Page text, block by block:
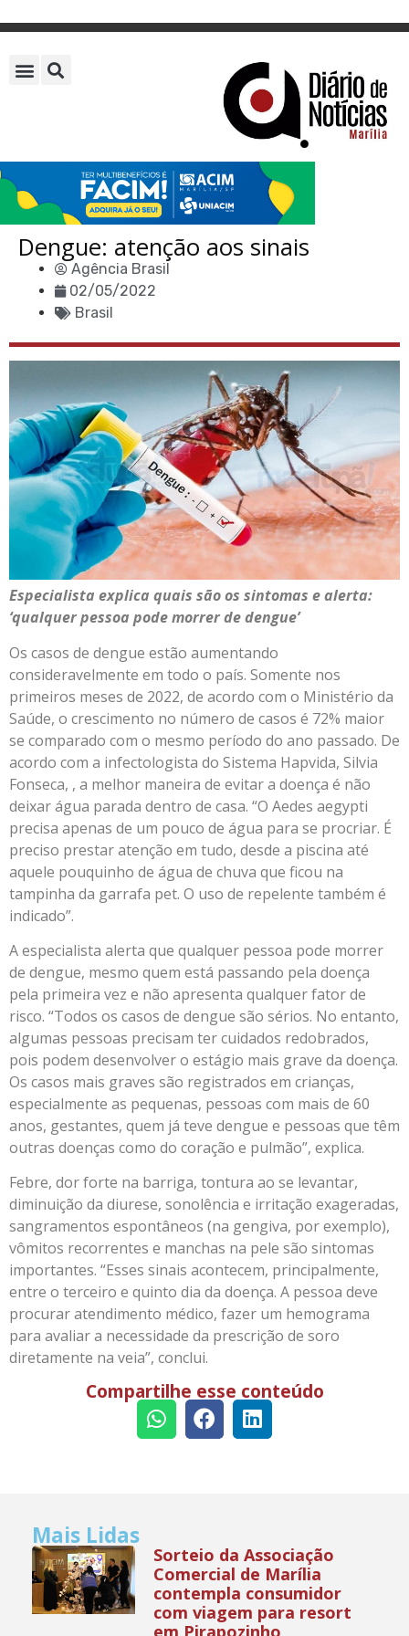
Dengue: atenção aos sinais
Agência Brasil
02/05/2022
Brasil
Especialista explica quais são os sintomas e alerta:
‘qualquer pessoa pode morrer de dengue’
Os casos de dengue estão aumentando
consideravelmente em todo o país. Somente nos
primeiros meses de 2022, de acordo com o Ministério da
Saúde, o crescimento no número de casos é 72% maior
se comparado com o mesmo período do ano passado. De
acordo com a infectologista do Sistema Hapvida, Silvia
Fonseca, , a melhor maneira de evitar a doença é não
deixar água parada dentro de casa. “O Aedes aegypti
precisa apenas de um pouco de água para se procriar. É
preciso prestar atenção em tudo, desde a piscina até
aquele pouquinho de água de chuva que ficou na
tampinha da garrafa pet. O uso de repelente também é
indicado”.
A especialista alerta que qualquer pessoa pode morrer
de dengue, mesmo quem está passando pela doença
pela primeira vez e não apresenta qualquer fator de
risco. “Todos os casos de dengue são sérios. No entanto,
algumas pessoas precisam ter cuidados redobrados,
pois podem desenvolver o estágio mais grave da doença.
Os casos mais graves são registrados em crianças,
especialmente as pequenas, pessoas com mais de 60
anos, gestantes, quem já teve dengue e pessoas que têm
outras doenças como do coração e pulmão”, explica.
Febre, dor forte na barriga, tontura ao se levantar,
diminuição da diurese, sonolência e irritação exageradas,
sangramentos espontâneos (na gengiva, por exemplo),
vômitos recorrentes e manchas na pele são sintomas
importantes. “Esses sinais acontecem, principalmente,
entre o terceiro e quinto dia da doença. A pessoa deve
procurar atendimento médico, fazer um hemograma
para avaliar a necessidade da prescrição de soro
diretamente na veia”, conclui.
Compartilhe esse conteúdo
Mais Lidas
Sorteio da Associação
Comercial de Marília
contempla consumidor
com viagem para resort
em Pirapozinho